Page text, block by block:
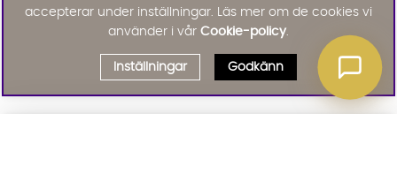
accepterar under inställningar. Läs mer om de cookies vi
använder i vår Cookie-policy.
Inställningar Godkänn